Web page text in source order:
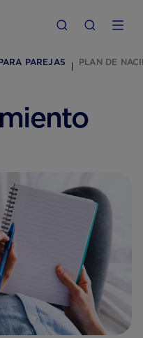
PAREJAS PLAN DE